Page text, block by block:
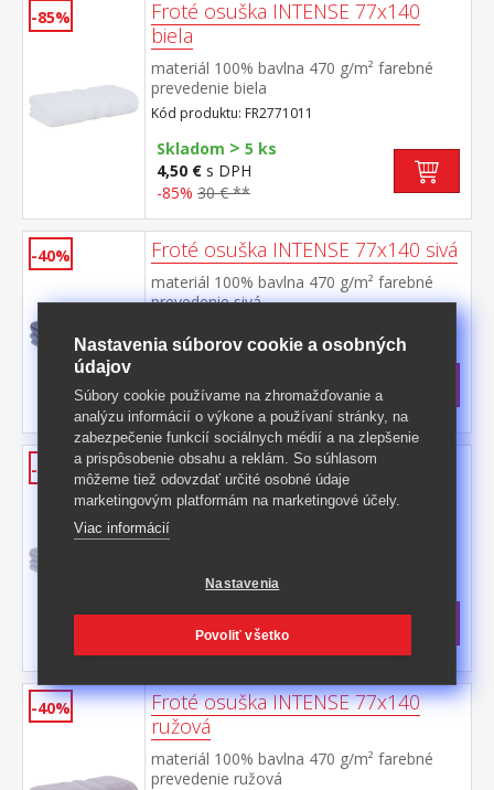
-85%
Froté osuška INTENSE 77x140
biela
materiál 100% bavlna 470 g/m² farebné
prevedenie biela
Kód produktu: FR2771011
Skladom > 5 ks
4,50 € s DPH
-85% 30 € **
-40% Froté osuška INTENSE 77x140 sivá
materiál 100% bavlna 470 g/m² farebné
prevedenie sivá
s DPH
-40% 30 € **
-40%
Froté osuška INTENSE 77x140
béžová
materiál 100% bavlna 470 g/m² farebné
prevedenie béžová
30 € **
-40%
Froté osuška INTENSE 77x140
ružová
materiál 100% bavlna 470 g/m² farebné
prevedenie ružová
Nastavenia súborov cookie a osobných
údajov
Súbory cookie používame na zhromažďovanie a
analýzu informácií o výkone a používaní stránky, na
zabezpečenie funkcií sociálnych médií a na zlepšenie
a prispôsobenie obsahu a reklám. So súhlasom
môžeme tiež odovzdať určité osobné údaje
marketingovým platformám na marketingové účely.
Viac informácií
Nastavenia
Povoliť všetko